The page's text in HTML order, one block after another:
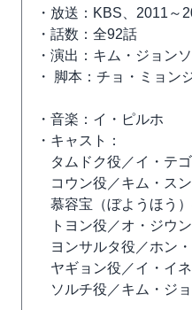
・放送：KBS、2011～
・話数：全92話
・演出：キム・ジョン
・ 脚本：チョ・ミョ
／ チャン・
・音楽：イ・ピルホ
・キャスト：
タムドク役／イ・テ
コウン役／キム・ス
慕容宝（ぼようほう
トヨン役／オ・ジウ
ヨンサルタ役／ホン
ヤギョン役／イ・イ
ソルチ役／キム・ジ